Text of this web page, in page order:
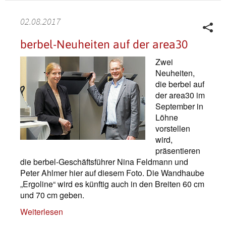
02.08.2017
berbel-Neuheiten auf der area30
Zwei
Neuheiten,
die berbel auf
der area30 im
September in
Löhne
vorstellen
wird,
präsentieren
die berbel-Geschäftsführer Nina Feldmann und
Peter Ahlmer hier auf diesem Foto. Die Wandhaube
„Ergoline“ wird es künftig auch in den Breiten 60 cm
und 70 cm geben.
Weiterlesen